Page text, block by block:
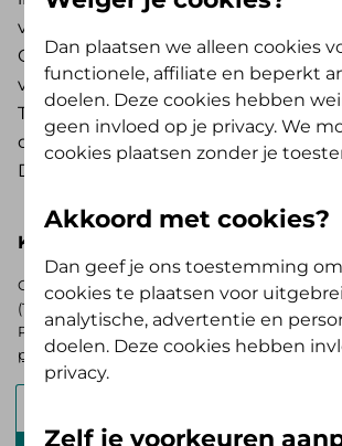
voor transtherapie vanuit de AV Extra
Optimaal. Een arts kan transtherapie
voor de behandeling van
Transtherapie maakt gebruik van
draagbaar apparaat dat elektrische
Door de prikkels kunnen de
Kies hieronder je basisverzekering
Op zoek naar de vergoedingen voor de AV
(Tand) Doorstap? Kies dan voor de
Polis. Ben je verzekerd bij ons? Log in en
pakket.
Dan plaatsen we alleen cookies
functionele, affiliate en beperkt
doelen. Deze cookies hebben
geen invloed op je privacy. We
cookies plaatsen zonder je
Akkoord met cookies?
Dan geef je ons toestemming
cookies te plaatsen voor
analytische, advertentie en
doelen. Deze cookies hebben
privacy.
Zelf je voorkeuren